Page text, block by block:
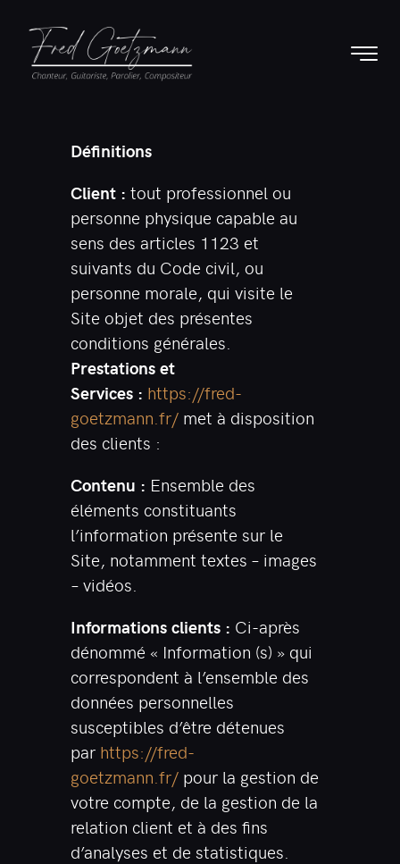
Définitions
Client : tout professionnel ou
personne physique capable au
sens des articles 1123 et
suivants du Code civil, ou
personne morale, qui visite le
Site objet des présentes
conditions générales.
Prestations et
Services : https://fred-
goetzmann.fr/ met à disposition
des clients :
Contenu : Ensemble des
éléments constituants
l’information présente sur le
Site, notamment textes – images
– vidéos.
Informations clients : Ci-après
dénommé « Information (s) » qui
correspondent à l’ensemble des
données personnelles
susceptibles d’être détenues
par https://fred-
goetzmann.fr/ pour la gestion de
votre compte, de la gestion de la
relation client et à des fins
d’analyses et de statistiques.